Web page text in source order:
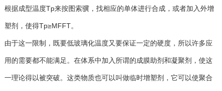
根据成型温度Tp来按图索骥，找相应的单体进行合成，或者加入外增
塑剂，使得Tp≥MFFT。
由于这一限制，既要低玻璃化温度又要保证一定的硬度，所以许多应
用的需要都不能满足。在体系中加入所谓的成膜助剂和凝聚剂，使这
一理论得以被突破。这类物质也可以叫做临时增塑剂，它可以使聚合